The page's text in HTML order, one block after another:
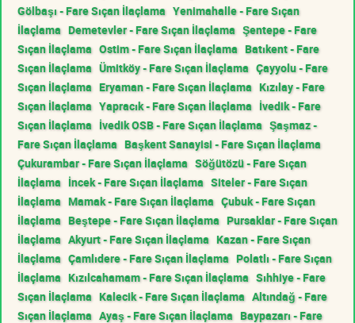
Gölbaşı - Fare Sıçan İlaçlama Yenimahalle - Fare Sıçan
İlaçlama Demetevler - Fare Sıçan İlaçlama Şentepe - Fare
Sıçan İlaçlama Ostim - Fare Sıçan İlaçlama Batıkent - Fare
Sıçan İlaçlama Ümitköy - Fare Sıçan İlaçlama Çayyolu - Fare
Sıçan İlaçlama Eryaman - Fare Sıçan İlaçlama Kızılay - Fare
Sıçan İlaçlama Yapracık - Fare Sıçan İlaçlama İvedik - Fare
Sıçan İlaçlama İvedik OSB - Fare Sıçan İlaçlama Şaşmaz -
Fare Sıçan İlaçlama Başkent Sanayisi - Fare Sıçan İlaçlama
Çukurambar - Fare Sıçan İlaçlama Söğütözü - Fare Sıçan
İlaçlama İncek - Fare Sıçan İlaçlama Siteler - Fare Sıçan
İlaçlama Mamak - Fare Sıçan İlaçlama Çubuk - Fare Sıçan
İlaçlama Beştepe - Fare Sıçan İlaçlama Pursaklar - Fare Sıçan
İlaçlama Akyurt - Fare Sıçan İlaçlama Kazan - Fare Sıçan
İlaçlama Çamlıdere - Fare Sıçan İlaçlama Polatlı - Fare Sıçan
İlaçlama Kızılcahamam - Fare Sıçan İlaçlama Sıhhiye - Fare
Sıçan İlaçlama Kalecik - Fare Sıçan İlaçlama Altındağ - Fare
Sıçan İlaçlama Ayaş - Fare Sıçan İlaçlama Baypazarı - Fare